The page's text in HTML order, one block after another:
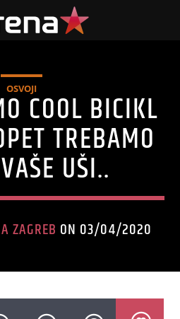
OSVOJICOOL BICIKL
TREBAMO
UŠI..
ZAGREB ON 03/04/2020